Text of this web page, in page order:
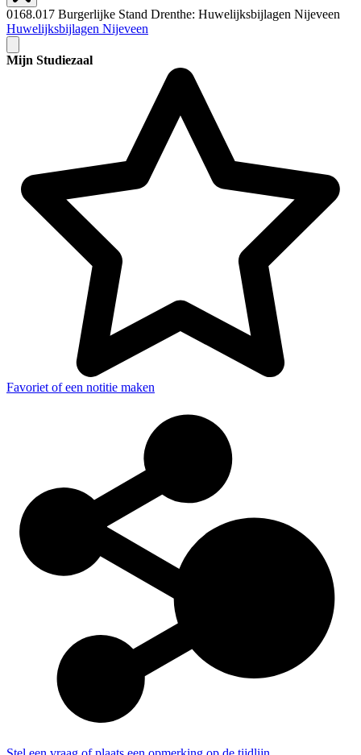
0168.017 Burgerlijke Stand Drenthe: Huwelijksbijlagen Nijeveen
Huwelijksbijlagen Nijeveen
Mijn Studiezaal
Favoriet of een notitie maken